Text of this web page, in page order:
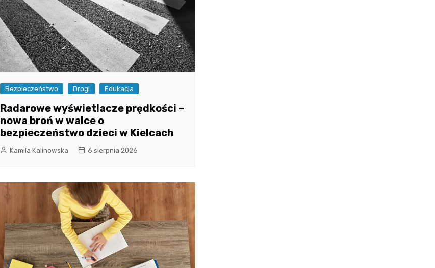
Bezpieczeństwo Drogi Edukacja
Radarowe wyświetlacze prędkości –
nowa broń w walce o
bezpieczeństwo dzieci w Kielcach
Kamila Kalinowska 6 sierpnia 2026